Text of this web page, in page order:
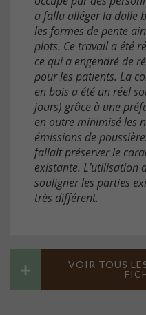
a fallu alléger la dalle
les formes de pente
plots. Ce travail a été
ce qui a engendré de
pour les patients. La
en bois a été un réel
jours) grâce à une
en outre minimisé les
émissions de
fallait préserver le
existante. L’utilisation
souligner les parties
très différent.
VOIR TOUS